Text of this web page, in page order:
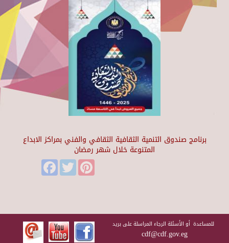
برنامج صندوق التنمية الثقافية الثقافي والفني بمراكز الابداع
المتنوعة خلال شهر رمضان
FacebookTwitter
للمساعدة أو الأسئلة الرجاء المراسلة على بريد
cdf@cdf.gov.eg